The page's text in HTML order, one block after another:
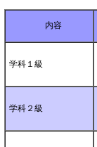
内容
学科１級
学科２級